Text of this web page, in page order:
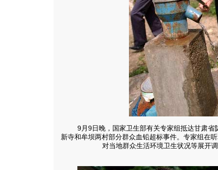
9月9日晚，国家卫生部有关专家组抵达甘肃
新寺和牟坝两村部分群众血铅超标事件。专家组在
对当地群众生活环境卫生状况等展开